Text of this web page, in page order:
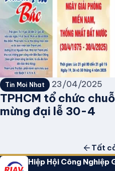
Tin Moi Nhat 23/04/2025
TPHCM tổ chức
mừng đại lễ 30-4
Tất
Hiệp Hội Công Nghiệp